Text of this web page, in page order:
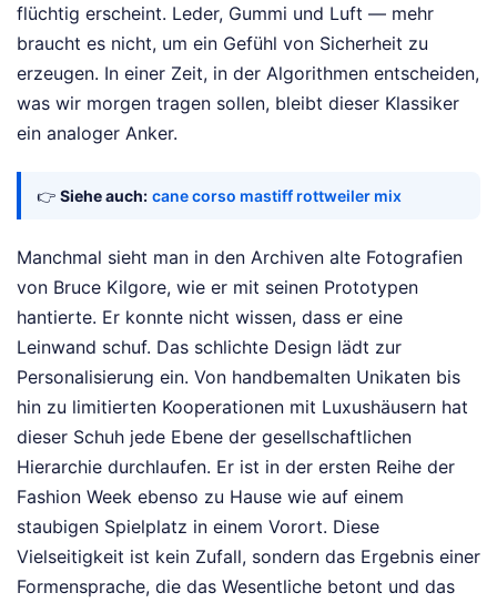
flüchtig erscheint. Leder, Gummi und Luft — mehr
braucht es nicht, um ein Gefühl von Sicherheit zu
erzeugen. In einer Zeit, in der Algorithmen entscheiden,
was wir morgen tragen sollen, bleibt dieser Klassiker
ein analoger Anker.
👉 Siehe auch: cane corso mastiff rottweiler mix
Manchmal sieht man in den Archiven alte Fotografien
von Bruce Kilgore, wie er mit seinen Prototypen
hantierte. Er konnte nicht wissen, dass er eine
Leinwand schuf. Das schlichte Design lädt zur
Personalisierung ein. Von handbemalten Unikaten bis
hin zu limitierten Kooperationen mit Luxushäusern hat
dieser Schuh jede Ebene der gesellschaftlichen
Hierarchie durchlaufen. Er ist in der ersten Reihe der
Fashion Week ebenso zu Hause wie auf einem
staubigen Spielplatz in einem Vorort. Diese
Vielseitigkeit ist kein Zufall, sondern das Ergebnis einer
Formensprache, die das Wesentliche betont und das